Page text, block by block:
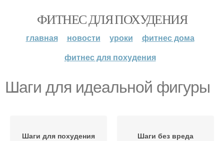
ФИТНЕС ДЛЯ ПОХУДЕНИЯ
главная новости уроки
фитнес дома
фитнес для похудения
Шаги для идеальной фигуры
Шаги для похудения Шаги без вреда